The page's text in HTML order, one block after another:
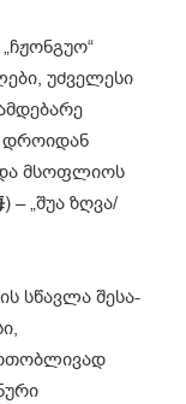
უძველესი
დროიდან
მსოფლიოს
) – „შუა ზღვა/
სწავლა შესა-